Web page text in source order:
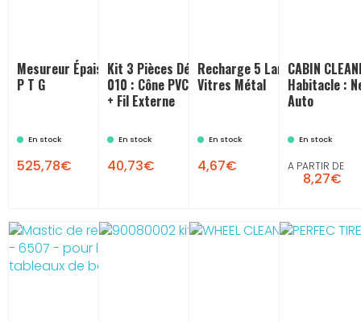
Mesureur Épaisseur De Peinture
P T G
En stock
525,78€
Kit 3 Pièces Détachées Cyclone Z
010 : Cône PVC Blanc + Fil Interne
+ Fil Externe
En stock
40,73€
Recharge 5 Lames Pour
Vitres Métal
En stock
4,67€
CABIN
Habitacle :
Auto
En stock
A PARTIR DE
8,27€